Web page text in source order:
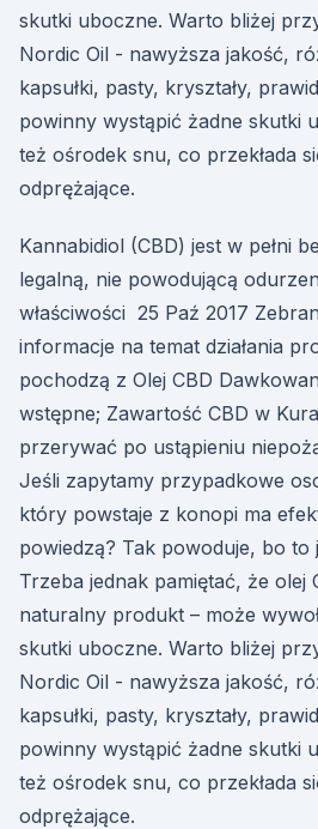
skutki uboczne. Warto bliżej
Nordic Oil - nawyższa jakość,
kapsułki, pasty, kryształy,
powinny wystąpić żadne skutki
też ośrodek snu, co przekłada
odprężające.
Kannabidiol (CBD) jest w pełni
legalną, nie powodującą
właściwości 25 Paź 2017
informacje na temat działania
pochodzą z Olej CBD
wstępne; Zawartość CBD w
przerywać po ustąpieniu
Jeśli zapytamy przypadkowe
który powstaje z konopi ma
powiedzą? Tak powoduje, bo to
Trzeba jednak pamiętać, że olej
naturalny produkt – może
skutki uboczne. Warto bliżej
Nordic Oil - nawyższa jakość,
kapsułki, pasty, kryształy,
powinny wystąpić żadne skutki
też ośrodek snu, co przekłada
odprężające.